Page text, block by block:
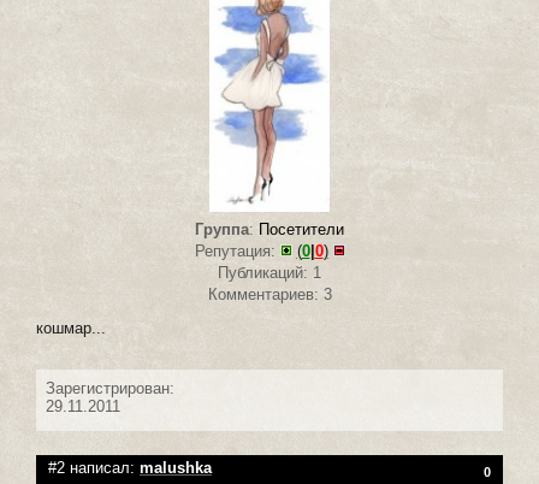
Группа: Посетители
Репутация:
(0| 0)
Публикаций: 1
Комментариев: 3
кошмар...
Зарегистрирован:
29.11.2011
#2 написал: malushka 0